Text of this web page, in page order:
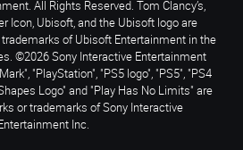
All Rights Reserved. Tom Clancy’s,
Icon, Ubisoft, and the Ubisoft logo are
of Ubisoft Entertainment in the
©2026 Sony Interactive Entertainment
"PlayStation", "PS5 logo", "PS5", "PS4
Logo" and "Play Has No Limits" are
or trademarks of Sony Interactive
Inc.